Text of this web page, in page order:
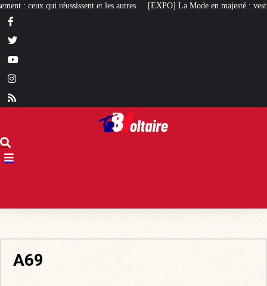
les autres [EXPO] La Mode en majesté : vestiaire, culture et diplomatie
A69